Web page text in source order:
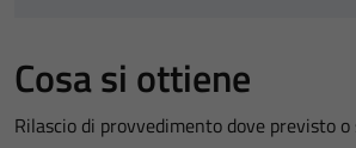
Cosa si ottiene
Rilascio di provvedimento dove previsto o